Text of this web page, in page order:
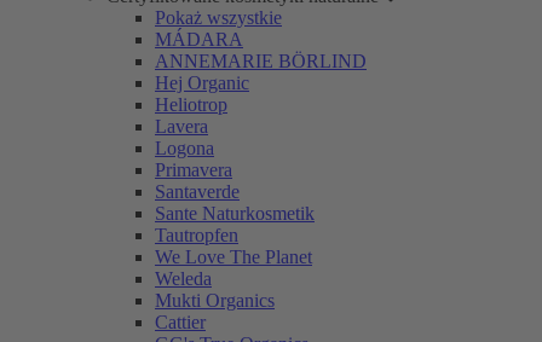
Pokaż wszystkie
MÁDARA
ANNEMARIE BÖRLIND
Hej Organic
Heliotrop
Lavera
Logona
Primavera
Santaverde
Sante Naturkosmetik
Tautropfen
We Love The Planet
Weleda
Mukti Organics
Cattier